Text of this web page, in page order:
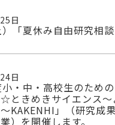
日
「夏休み自由研究相
日
・中・高校生のため
☆ときめきサイエンス
KAKENHI」（研究成
）を開催します。